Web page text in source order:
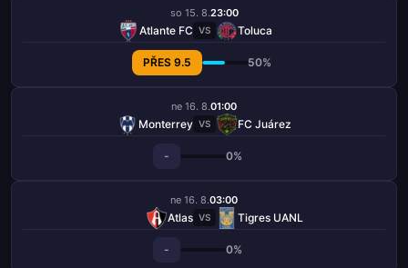
so 15. 8.23:00
Atlante FC VS Toluca
PŘES 9.5 50%
ne 16. 8.01:00
Monterrey VS FC Juárez
- 0%
ne 16. 8.03:00
Atlas VS Tigres UANL
- 0%